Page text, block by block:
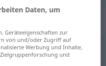
Daten, um
Geräteeigenschaften zur
von und/oder Zugriff auf
Werbung und Inhalte,
und